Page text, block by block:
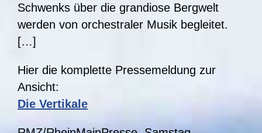
Schwenks über die grandiose Bergwelt
werden von orchestraler Musik begleitet.
[…]
Hier die komplette Pressemeldung zur
Ansicht:
Die Vertikale